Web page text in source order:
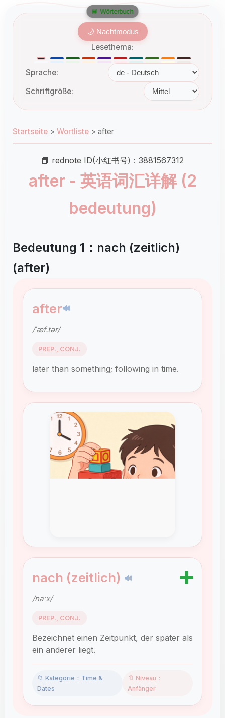
🌙 Nachtmodus
Lesethema:
Sprache:
Schriftgröße:
Startseite > Wortliste > after
📕 rednote ID(小红书号)：3881567312
after - 英语词汇详解 (2
bedeutung)
Bedeutung 1：nach (zeitlich)
(after)
after🔊
/ˈæf.tər/
PREP., CONJ.
later than something; following in time.
nach (zeitlich) 🔊 ➕
/naːx/
PREP., CONJ.
Bezeichnet einen Zeitpunkt, der später als
ein anderer liegt.
📁 Kategorie：Time &
Dates
🔖 Niveau：
Anfänger
📘 Wörterbuch